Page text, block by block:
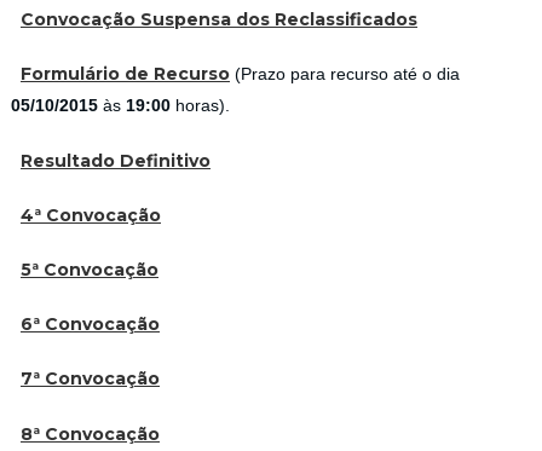
Convocação Suspensa dos Reclassificados
Formulário de Recurso (Prazo para recurso até o dia
05/10/2015 às 19:00 horas).
Resultado Definitivo
4ª Convocação
5ª Convocação
6ª Convocação
7ª Convocação
8ª Convocação